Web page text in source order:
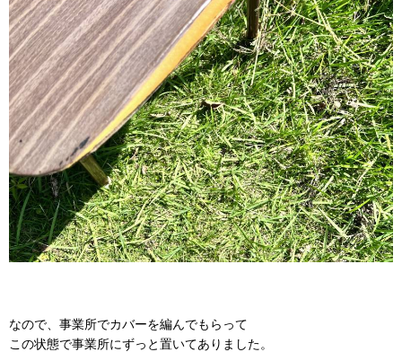
なので、事業所でカバーを編んでもらって
この状態で事業所にずっと置いてありました。